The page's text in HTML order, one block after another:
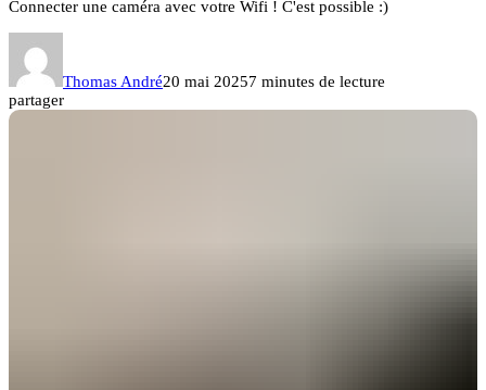
Connecter une caméra avec votre Wifi ! C'est possible :)
Thomas André20 mai 20257 minutes de lecture
partager